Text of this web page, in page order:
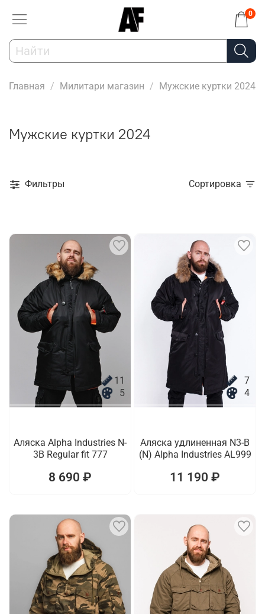
0
Главная Милитари магазин Мужские куртки 2024
Мужские куртки 2024
Фильтры Сортировка
11
5
Аляска Alpha Industries N-
3B Regular fit 777
8 690 ₽
7
4
Аляска удлиненная N3-B
(N) Alpha Industries AL999
11 190 ₽